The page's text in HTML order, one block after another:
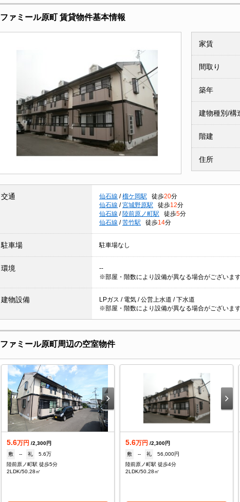
ファミール原町 賃貸物件基本情報
家賃
間取り
築年
建物種別/構
階建
住所
交通 仙石線 / 榴ケ岡駅 徒歩20分
仙石線 / 宮城野原駅 徒歩12分
仙石線 / 陸前原ノ町駅 徒歩5分
仙石線 / 苦竹駅 徒歩14分
駐車場 駐車場なし
環境
--
※部屋・階数により設備が異なる場合がございます
建物設備
LPガス / 電気 / 公営上水道 / 下水道
※部屋・階数により設備が異なる場合がございます
ファミール原町周辺の空室物件
5.6万円 /2,300円
敷
-- 礼
5.6万
陸前原ノ町駅 徒歩5分
2LDK/50.28㎡
5.6万円 /2,300円
敷
-- 礼
56,000円
陸前原ノ町駅 徒歩4分
2LDK/50.28㎡